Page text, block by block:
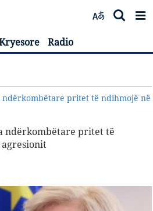
Radio
ndërkombëtare pritet të